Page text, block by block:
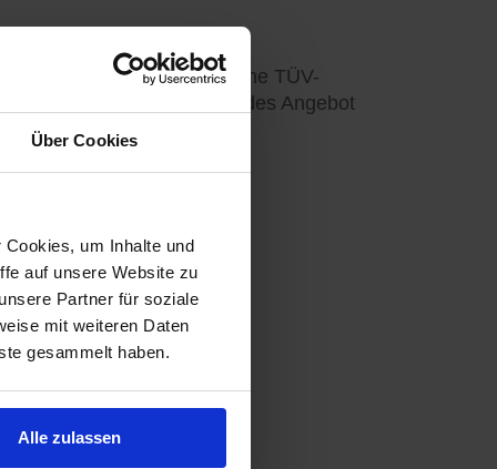
Über Cookies
um Inhalte und
auf unsere Website zu
Partner für soziale
mit weiteren Daten
gesammelt haben.
Alle zulassen
einen Haarschnitt oder eine TÜV-
Zeitraum ein entsprechendes Angebot